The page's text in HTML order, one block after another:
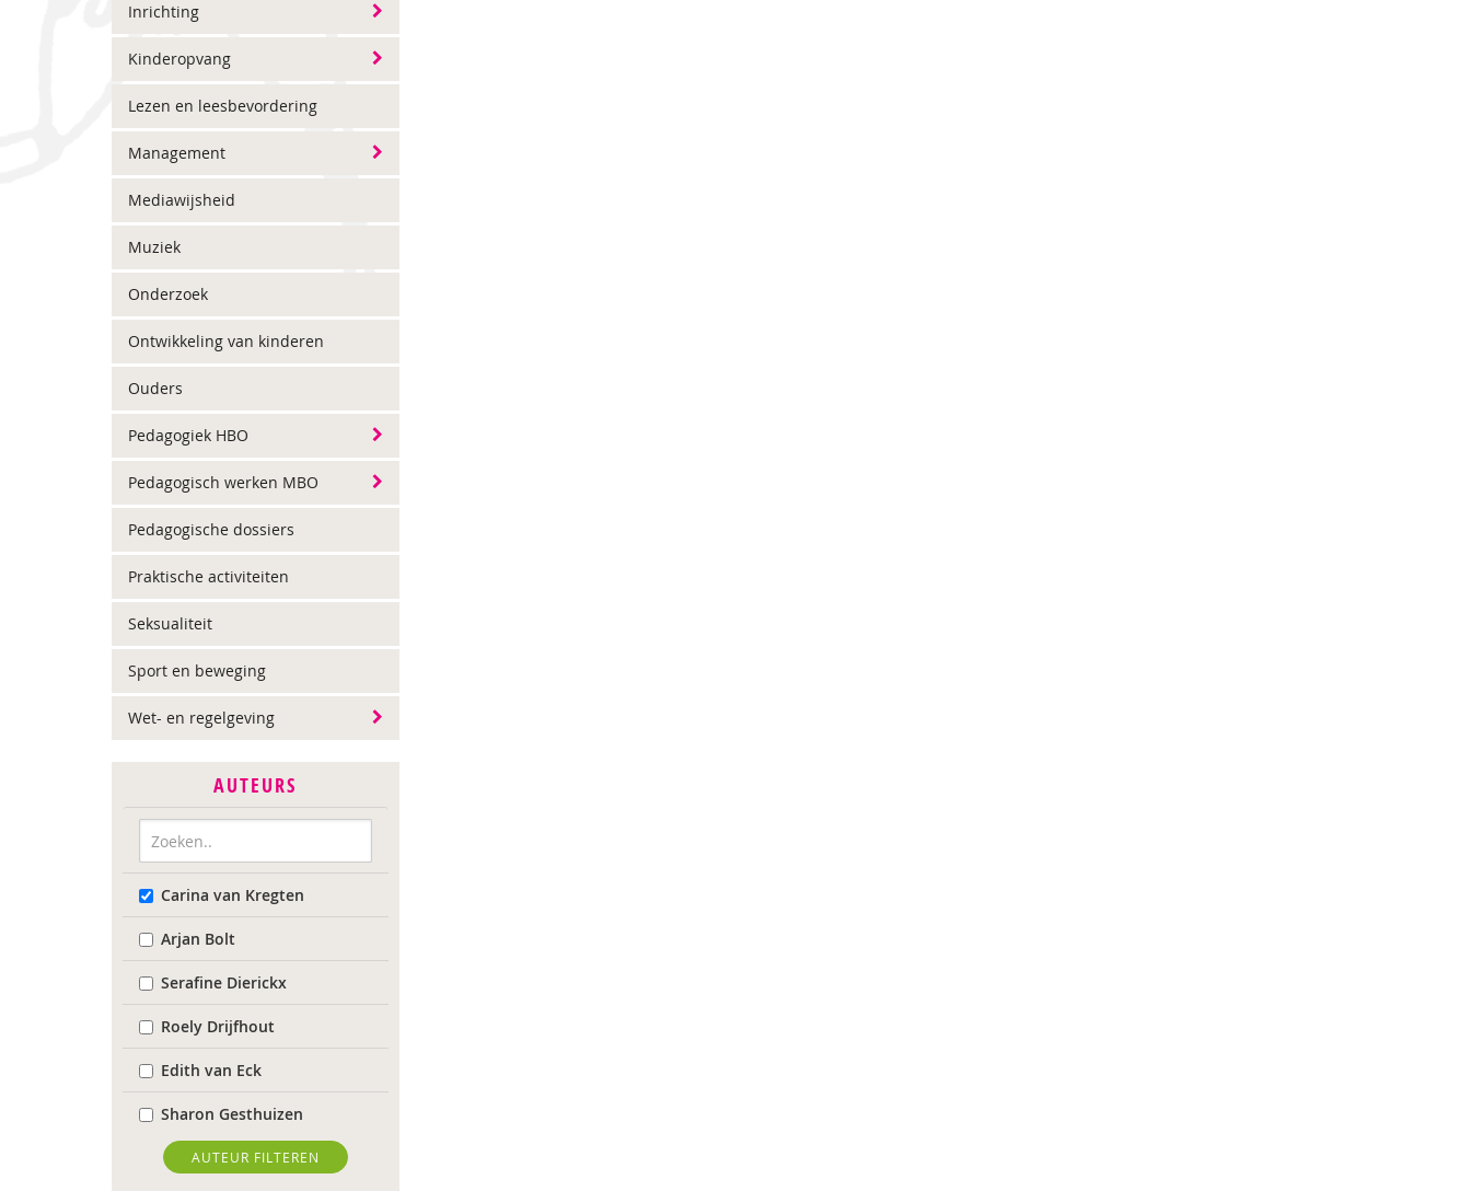
Inrichting
Kinderopvang
Lezen en leesbevordering
Management
Mediawijsheid
Muziek
Onderzoek
Ontwikkeling van kinderen
Ouders
Pedagogiek HBO
Pedagogisch werken MBO
Pedagogische dossiers
Praktische activiteiten
Seksualiteit
Sport en beweging
Wet- en regelgeving
AUTEURS
Carina van Kregten
Arjan Bolt
Serafine Dierickx
Roely Drijfhout
Edith van Eck
Sharon Gesthuizen
Edith Geurts
AUTEUR FILTEREN